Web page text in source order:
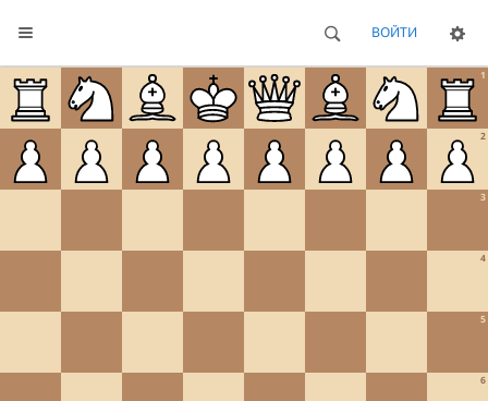
ВОЙТИ
1
2
3
4
5
6